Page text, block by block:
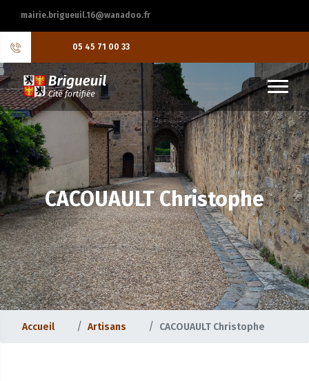
mairie.brigueuil.16@wanadoo.fr
05 45 71 00 33
CACOUAULT Christophe
Accueil Artisans CACOUAULT Christophe